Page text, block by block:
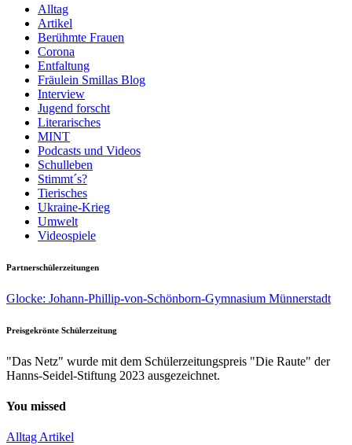
Alltag
Artikel
Berühmte Frauen
Corona
Entfaltung
Fräulein Smillas Blog
Interview
Jugend forscht
Literarisches
MINT
Podcasts und Videos
Schulleben
Stimmt´s?
Tierisches
Ukraine-Krieg
Umwelt
Videospiele
Partnerschülerzeitungen
Glocke: Johann-Phillip-von-Schönborn-Gymnasium Münnerstadt
Preisgekrönte Schülerzeitung
"Das Netz" wurde mit dem Schülerzeitungspreis "Die Raute" der
Hanns-Seidel-Stiftung 2023 ausgezeichnet.
You missed
Alltag Artikel